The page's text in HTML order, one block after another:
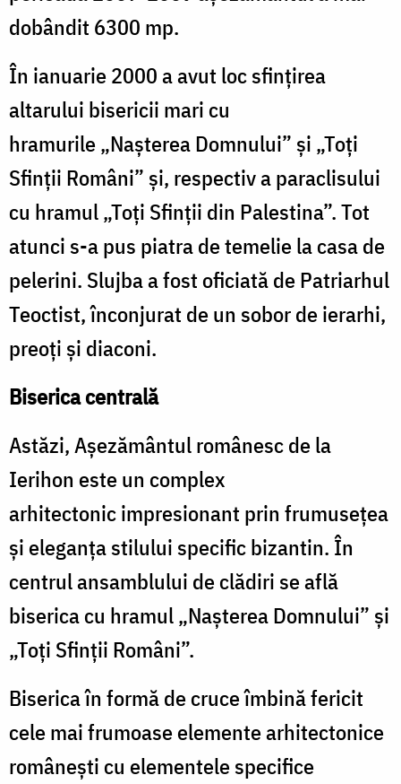
dobândit 6300 mp.
În ianuarie 2000 a avut loc sfinţirea
altarului bisericii mari cu
hramurile „Naşterea Domnului” şi „Toţi
Sfinţii Români” şi, respectiv a paraclisului
cu hramul „Toţi Sfinţii din Palestina”. Tot
atunci s-a pus piatra de temelie la casa de
pelerini. Slujba a fost oficiată de Patriarhul
Teoctist, înconjurat de un sobor de ierarhi,
preoţi şi diaconi.
Biserica centrală
Astăzi, Aşezământul românesc de la
Ierihon este un complex
arhitectonic impresionant prin frumuseţea
şi eleganţa stilului specific bizantin. În
centrul ansamblului de clădiri se află
biserica cu hramul „Naşterea Domnului” şi
„Toţi Sfinţii Români”.
Biserica în formă de cruce îmbină fericit
cele mai frumoase elemente arhitectonice
româneşti cu elementele specifice